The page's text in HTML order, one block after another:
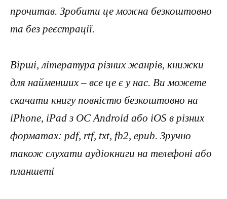
прочитав. Зробити це можна безкоштовно
та без реєстрації.
Вірші, література різних жанрів, книжки
для найменших – все це є у нас. Ви можете
скачати книгу повністю безкоштовно на
iPhone, iPad з ОС Android або iOS в різних
форматах: pdf, rtf, txt, fb2, epub. Зручно
також слухати аудіокниги на телефоні або
планшеті